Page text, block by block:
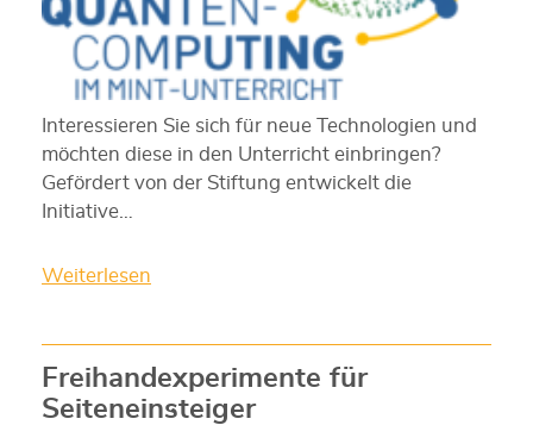
Interessieren Sie sich für neue Technologien und
möchten diese in den Unterricht einbringen?
Gefördert von der Stiftung entwickelt die
Initiative…
Weiterlesen
Freihandexperimente für
Seiteneinsteiger